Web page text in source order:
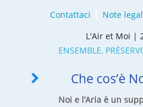
Contattaci Note
L'Air et Moi |
ENSEMBLE,
Che cos’è
Noi e l’Aria è un